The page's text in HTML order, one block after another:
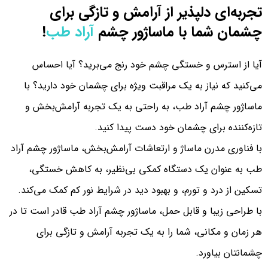
تجربه‌ای دلپذیر از آرامش و تازگی برای
چشمان شما با ماساژور چشم آراد طب!
آیا از استرس و خستگی چشم خود رنج می‌برید؟ آیا احساس
می‌کنید که نیاز به یک مراقبت ویژه برای چشمان خود دارید؟ با
ماساژور چشم آراد طب، به راحتی به یک تجربه آرامش‌بخش و
تازه‌کننده برای چشمان خود دست پیدا کنید.
با فناوری مدرن ماساژ و ارتعاشات آرامش‌بخش، ماساژور چشم آراد
طب به عنوان یک دستگاه کمکی بی‌نظیر، به کاهش خستگی،
تسکین از درد و تورم، و بهبود دید در شرایط نور کم کمک می‌کند.
با طراحی زیبا و قابل حمل، ماساژور چشم آراد طب قادر است تا در
هر زمان و مکانی، شما را به یک تجربه آرامش و تازگی برای
چشمانتان بیاورد.